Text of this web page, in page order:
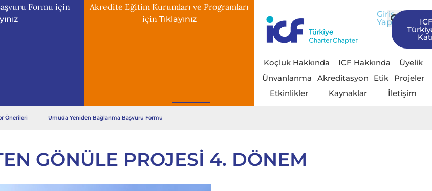
Formu için
Akredite Eğitim Kurumları ve Programları
için Tıklayınız
Giriş
Yap
Koçluk Hakkında ICF Hakkında
Üyelik
Ünvanlanma
Akreditasyon Etik
Projeler
Etkinlikler
Kaynaklar İletişim
Önerileri Umuda Yeniden Bağlanma Başvuru Formu
GÖNÜLE PROJESI 4. DÖNEM